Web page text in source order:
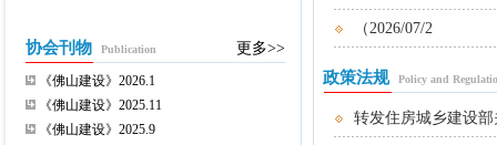
协会刊物 Publication 更多>>
《佛山建设》2026.1
《佛山建设》2025.11
《佛山建设》2025.9
（2026/07/2
政策法规Policy and
转发住房城乡建设